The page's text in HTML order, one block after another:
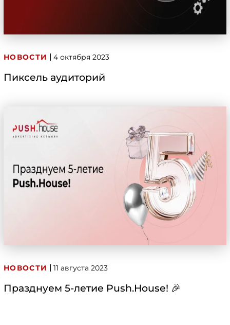
НОВОСТИ 4 октября 2023
Пиксель аудиторий
НОВОСТИ 11 августа 2023
Празднуем 5-летие Push.House! 🎉